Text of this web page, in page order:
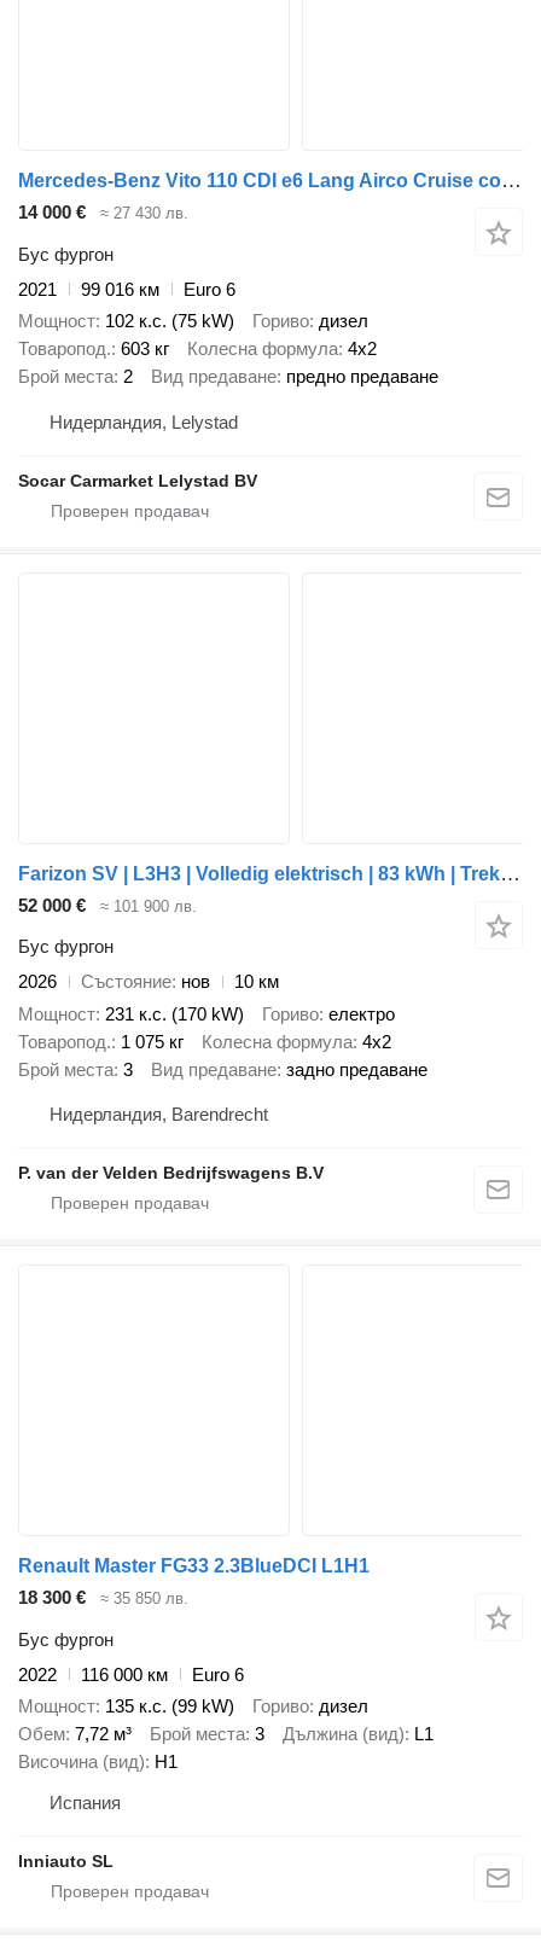
Mercedes-Benz Vito 110 CDI e6 Lang Airco Cruise control Bj: 10-2021 1e eigenaa
14 000 € ≈ 27 430 лв.
Бус фургон
2021
99 016 км
Euro 6
Мощност 102 к.с. (75 kW) Гориво дизел
Товаропод. 603 кг Колесна формула 4x2
Брой места 2 Вид предаване предно предаване
Нидерландия, Lelystad
Socar Carmarket Lelystad BV
Farizon SV | L3H3 | Volledig elektrisch | 83 kWh | Trekhaak 2.000 kg | a
52 000 € ≈ 101 900 лв.
Бус фургон
2026
Състояние нов
10 км
Мощност 231 к.с. (170 kW) Гориво електро
Товаропод. 1 075 кг Колесна формула 4x2
Брой места 3 Вид предаване задно предаване
Нидерландия, Barendrecht
P. van der Velden Bedrijfswagens B.V
Renault Master FG33 2.3BlueDCI L1H1
18 300 €
≈ 35 850 лв.
Бус фургон
2022
116 000 км
Euro 6
Мощност 135 к.с. (99 kW) Гориво дизел
Обем 7,72 м³ Брой места 3 Дължина (вид) L1
Височина (вид) H1
Испания
Inniauto SL